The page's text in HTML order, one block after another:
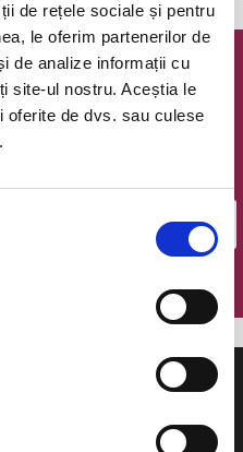
de rețele sociale și pentru
le oferim partenerilor de
de analize informații cu
site-ul nostru. Aceștia le
oferite de dvs. sau culese
Bilete.ro
cu cele mai noi